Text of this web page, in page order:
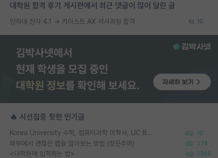
대학원 합격 후기 게시판에서 최근 댓글이 많이 달린 글
인하대 전자 4.1 → 카이스트 AX 석사과정 합격 10
🔥 시선집중 핫한 인기글
Korea University 수학, 컴퓨터과학 이학사, UC Berkeley 산업공학 대학원 공학박사가 되는 것은 쉽지 않겠죠? 10
외부에서 괜찮은 랩을 알아보는 방법 (장문주의) 274
<대학원에 입학하는 법> 1388